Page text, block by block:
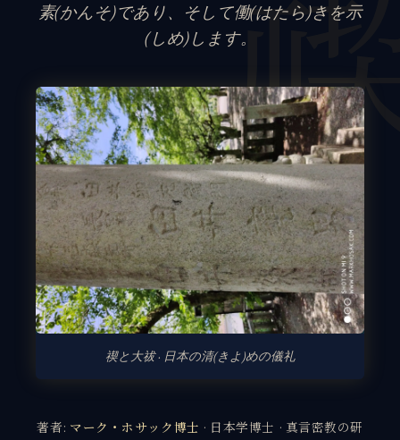
素(かんそ)であり、そして働(はたら)きを示
(しめ)します。
禊と大祓 · 日本の清(きよ)めの儀礼
著者: マーク・ホサック博士 · 日本学博士 · 真言密教の研